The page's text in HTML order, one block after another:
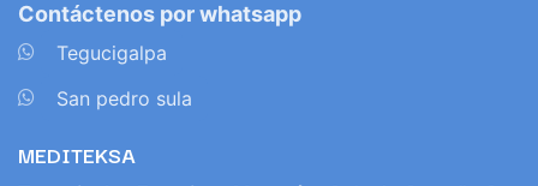
Contáctenos por whatsapp
Tegucigalpa
San pedro sula
MEDITEKSA